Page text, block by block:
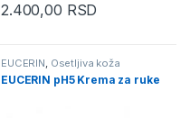
2.400,00 RSD
EUCERIN, Osetljiva koža
EUCERIN pH5 Krema za ruke